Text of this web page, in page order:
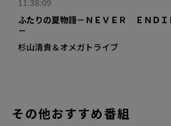
ふたりの夏物語－ＮＥＶＥＲ ＥＮＤ
－
杉山清貴＆オメガトライブ
その他おすすめ番組